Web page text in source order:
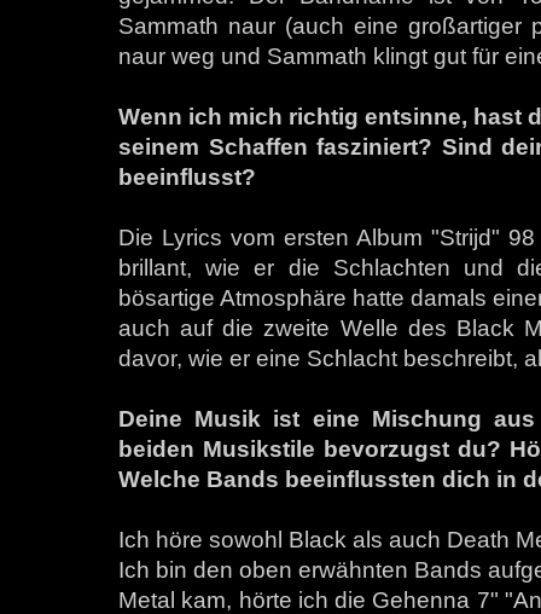
Sammath naur (auch eine großartiger
naur weg und Sammath klingt gut für
Wenn ich mich richtig entsinne, hast
seinem Schaffen fasziniert? Sind
beeinflusst?
Die Lyrics vom ersten Album "Strijd"
brillant, wie er die Schlachten und
bösartige Atmosphäre hatte damals
auch auf die zweite Welle des Black
davor, wie er eine Schlacht beschreibt,
Deine Musik ist eine Mischung
beiden Musikstile bevorzugst du?
Welche Bands beeinflussten dich in
Ich höre sowohl Black als auch Death
Ich bin den oben erwähnten Bands
Metal kam, hörte ich die Gehenna 7"